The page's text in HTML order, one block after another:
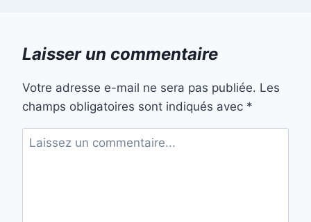
Laisser un commentaire
Votre adresse e-mail ne sera pas publiée. Les
champs obligatoires sont indiqués avec *